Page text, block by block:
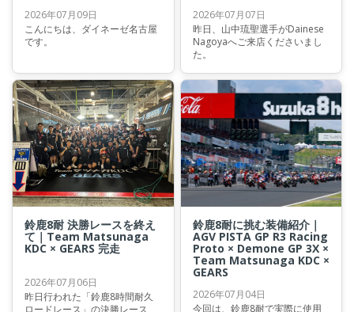
2026年07月09日
こんにちは、ダイネーゼ名古屋
です。
2026年07月07日
昨日、山中琉聖選手がDainese
Nagoyaへご来店くださいまし
た。
鈴鹿8耐 決勝レースを終え
て｜Team Matsunaga
KDC × GEARS 完走
2026年07月06日
昨日行われた「鈴鹿8時間耐久
鈴鹿8耐に挑む装備紹介｜
AGV PISTA GP R3 Racing
Proto × Demone GP 3X ×
Team Matsunaga KDC ×
GEARS
2026年07月04日
今回は、鈴鹿8耐で実際に使用